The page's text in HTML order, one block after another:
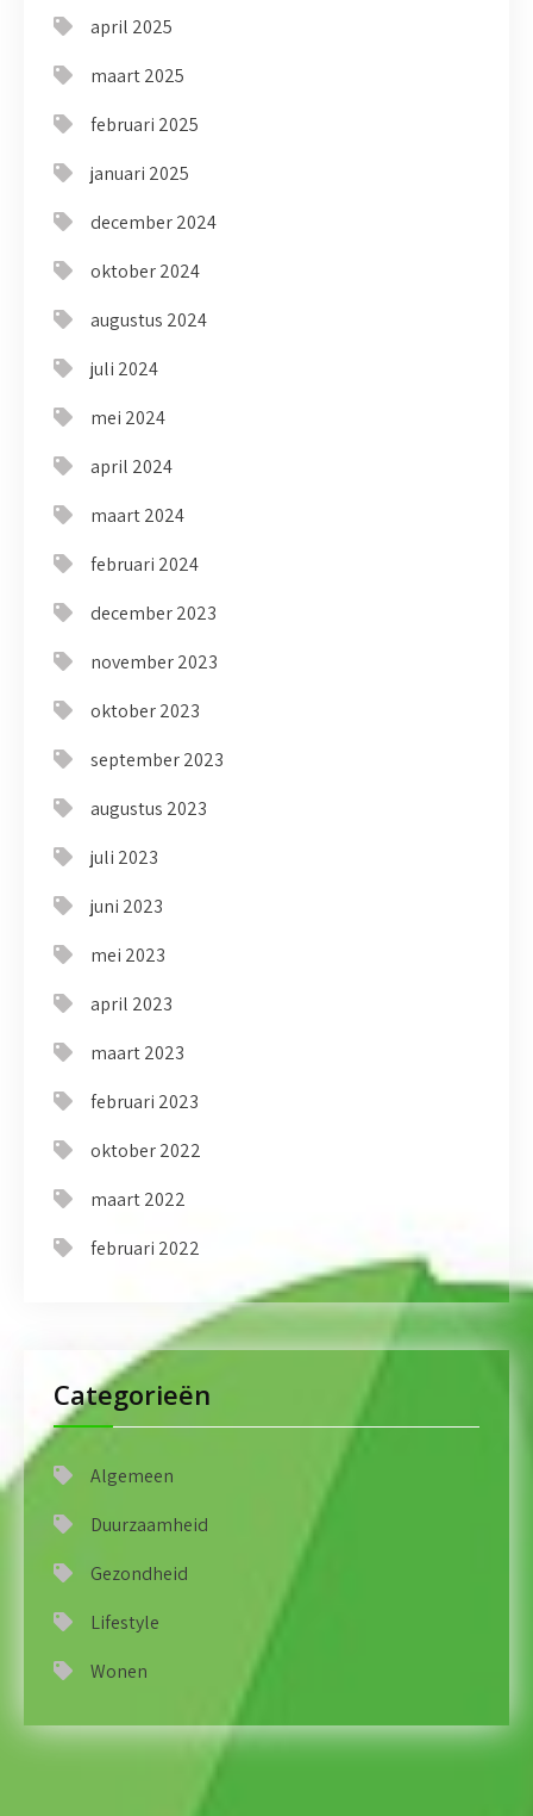
april 2025
maart 2025
februari 2025
januari 2025
december 2024
oktober 2024
augustus 2024
juli 2024
mei 2024
april 2024
maart 2024
februari 2024
december 2023
november 2023
oktober 2023
september 2023
augustus 2023
juli 2023
juni 2023
mei 2023
april 2023
maart 2023
februari 2023
oktober 2022
maart 2022
februari 2022
Categorieën
Algemeen
Duurzaamheid
Gezondheid
Lifestyle
Wonen